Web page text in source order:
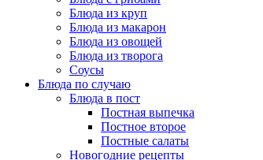
Блюда из круп
Блюда из макарон
Блюда из овощей
Блюда из творога
Соусы
Блюда по случаю
Блюда в пост
Постная выпечка
Постное второе
Постные салаты
Новогодние рецепты